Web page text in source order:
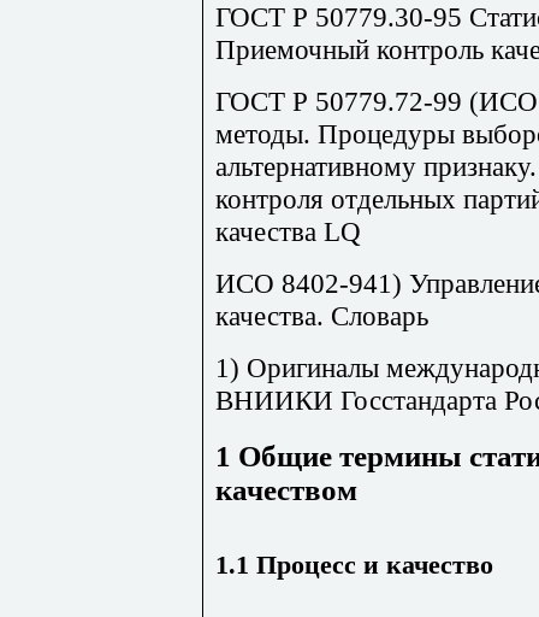
ГОСТ Р 50779.30-95
Приемочный контроль
ГОСТ Р 50779.72-99 (ИСО
методы. Процедуры
альтернативному
контроля отдельных
качества LQ
ИСО 8402-941)
качества. Словарь
1) Оригиналы
ВНИИКИ Госстандарта
1 Общие термины
качеством
1.1 Процесс и качество